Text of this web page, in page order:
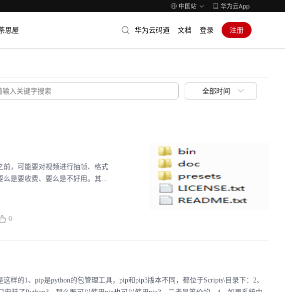
中国站 华为云App
思屋 华为云码道 文档 登录 注册
全部时间
，可能要对视频进行抽帧、格式
是要收费、要么是不好用。其...
0
样的1、pip是python的包管理工具，pip和pip3版本不同，都位于Scripts\目录下：2、